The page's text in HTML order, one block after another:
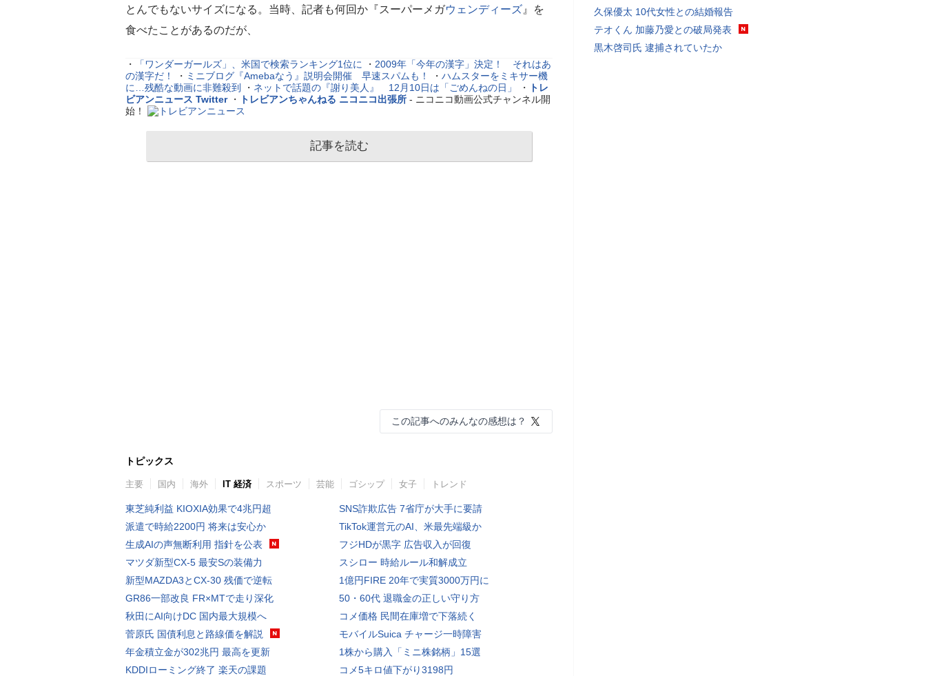
とんでもないサイズになる。当時、記者も何回か『スーパーメガウェンディーズ 』を
食べたことがあるのだが、
・ 「ワンダーガールズ」、米国で検索ランキング1位に ・ 2009年「今年の漢字」決定！ それはあ
の漢字だ！
・ ミニブログ『Amebaなう』説明会開催 早速スパムも！ ・ ハムスターをミキサー機
に…残酷な動画に非難殺到 ・ ネットで話題の『謝り美人』 12月10日は「ごめんねの日」 ・
トレ
ビアンニュース Twitter・ トレビアンちゃんねる ニコニコ出張所 - ニコニコ動画公式チャンネル開
始！
記事を読む
この記事へのみんなの感想は？
トピックス
主要 国内 海外 IT 経済 スポーツ 芸能 ゴシップ 女子 トレンド
東芝純利益 KIOXIA効果で4兆円超
派遣で時給2200円 将来は安心か
生成AIの声無断利用 指針を公表
マツダ新型CX-5 最安Sの装備力
新型MAZDA3とCX-30 残価で逆転
GR86一部改良 FR×MTで走り深化
秋田にAI向けDC 国内最大規模へ
菅原氏 国債利息と路線価を解説
年金積立金が302兆円 最高を更新
KDDIローミング終了 楽天の課題
SNS詐欺広告 7省庁が大手に要請
TikTok運営元のAI、米最先端級か
フジHDが黒字 広告収入が回復
スシロー 時給ルール和解成立
1億円FIRE 20年で実質3000万円に
50・60代 退職金の正しい守り方
コメ価格 民間在庫増で下落続く
モバイルSuica チャージ一時障害
1株から購入「ミニ株銘柄」15選
コメ5キロ値下がり3198円
久保優太 10代女性との結婚報告
テオくん 加藤乃愛との破局発表
黒木啓司氏 逮捕されていたか